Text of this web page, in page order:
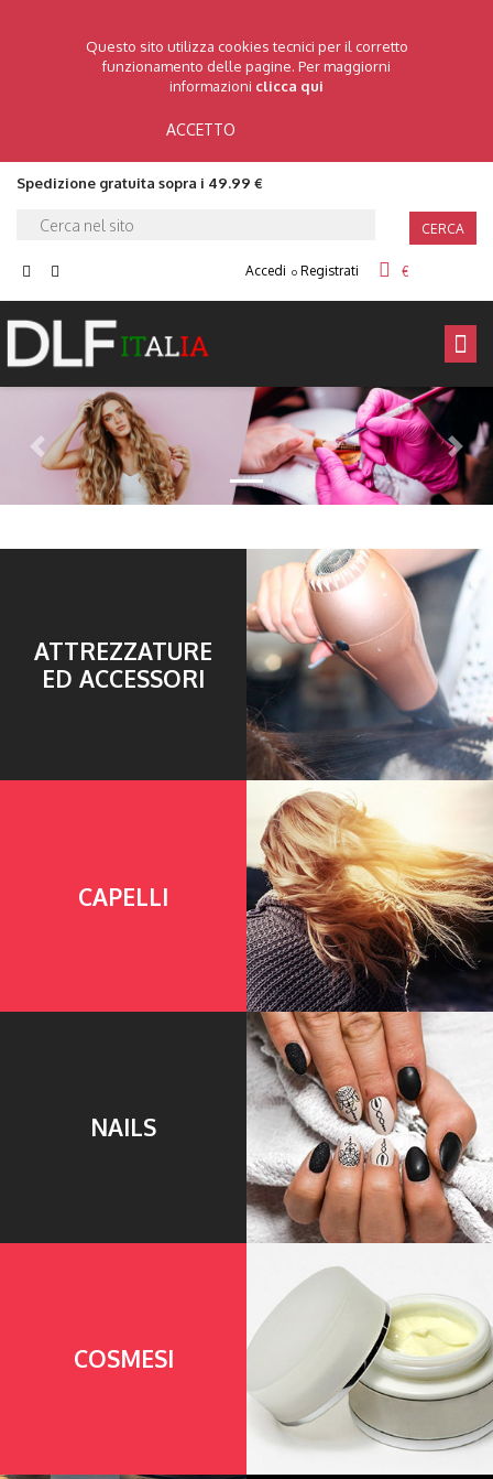
Questo sito utilizza cookies tecnici per il corretto
funzionamento delle pagine. Per maggiorni
informazioni clicca qui
ACCETTO
Spedizione gratuita sopra i 49.99 €
CERCA
Accedi o Registrati €
Prec Pross
ATTREZZATURE
ED ACCESSORI
CAPELLI
NAILS
COSMESI